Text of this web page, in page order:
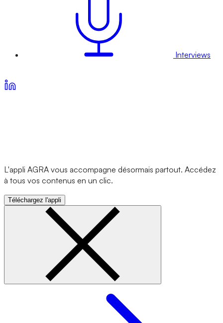
Interviews
L'appli AGRA vous accompagne désormais partout. Accédez
à tous vos contenus en un clic.
Téléchargez l'appli